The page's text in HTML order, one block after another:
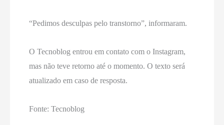
“Pedimos desculpas pelo transtorno”, informaram.
O Tecnoblog entrou em contato com o Instagram,
mas não teve retorno até o momento. O texto será
atualizado em caso de resposta.
Fonte: Tecnoblog